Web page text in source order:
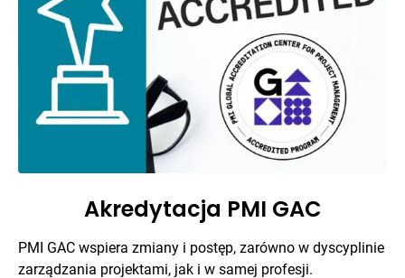
Akredytacja PMI GAC
PMI GAC wspiera zmiany i postęp, zarówno w dyscyplinie
zarządzania projektami, jak i w samej profesji.